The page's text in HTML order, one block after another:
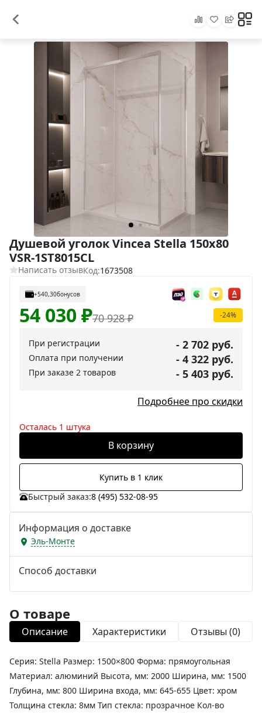
Душевой уголок Vincea Stella 150х80
VSR-1ST8015CL
Написать отзывКод:1673508
+540,30бонусов
70 928₽
54 030₽ -24%
При регистрации - 2 702 руб.
Оплата при получении - 4 322 руб.
При заказе 2 товаров - 5 403 руб.
Подробнее про скидки
Осталась 1 штука
В корзину
Купить в 1 клик
Быстрый заказ:8 (495) 532-08-95
Информация о доставке
Эль-Монте
Способ доставки
О товаре
Описание Характеристики Отзывы (0)
Серия: Stella Размер: 1500×800 Форма: прямоугольная
Материал: алюминий Высота, мм: 2000 Ширина, мм: 1500
Глубина, мм: 800 Ширина входа, мм: 645-655 Цвет: хром
Толщина стекла: 8мм Тип стекла: прозрачное Кол-во